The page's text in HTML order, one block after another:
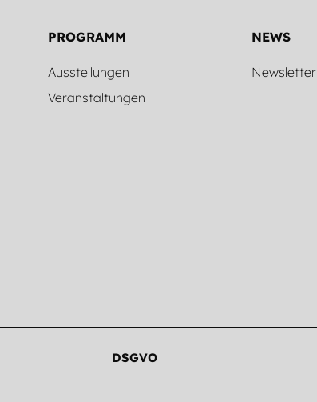
PROGRAMM
Ausstellungen
Veranstaltungen
NEWS
Newsletter
DSGVO